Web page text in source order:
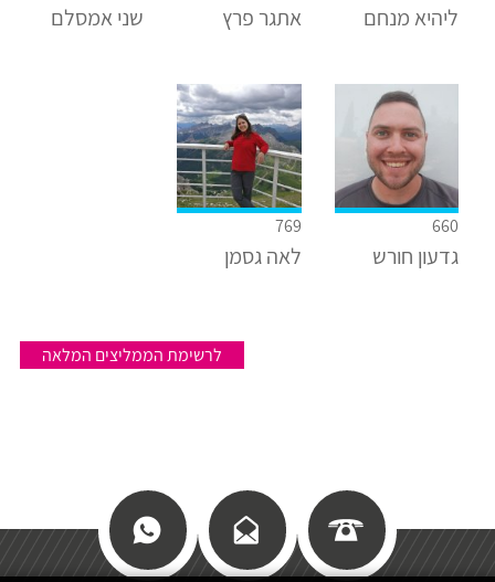
ליהיא מנחם אתגר פרץ שני אמסלם
660
גדעון חורש
769
לאה גסמן
לרשימת הממליצים המלאה